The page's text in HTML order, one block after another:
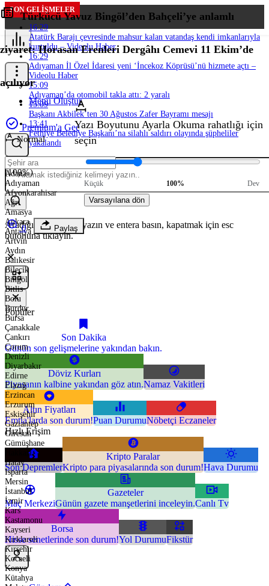
SON GELIŞMELER
16:29
Atatürk Barajı çevresinde mahsur kalan vatandaş kendi imkanlarıyla
kurtuldu – Videolu Haber
16:29
Adıyaman İl Özel İdaresi yeni ‘İncekoz Köprüsü’nü hizmete açtı –
Videolu Haber
15:09
Adıyaman’da otomobil takla attı: 2 yaralı
15:09
Başkanı Akbilek’ten 30 Ağustos Zafer Bayramı mesajı
13:41
Fethiye Belediye Başkanı’na silahlı saldırı olayında şüpheliler
yakalandı
Adana
Adıyaman
Afyonkarahisar
Ağrı
Amasya
Ankara
Antalya
Artvin
Aydın
Balıkesir
Bilecik
Bingöl
Bitlis
Bolu
Burdur
Bursa
Çanakkale
Çankırı
Çorum
Denizli
Diyarbakır
Edirne
Elazığ
Erzincan
Erzurum
Eskişehir
Gaziantep
Giresun
Gümüşhane
Hakkari
Hatay
Isparta
Mersin
İstanbul
İzmir
Kars
Kastamonu
Kayseri
Kırklareli
Kırşehir
Kocaeli
Konya
Kütahya
Menü Oluştur
Premium'a Geç
Aradığınız kelimeyi yazın ve entera basın, kapatmak için esc
butonuna tıklayın.
Popüler
Son Dakika
Günün son gelişmelerine yakından bakın.
Döviz Kurları
Piyasanın kalbine yakından göz atın.Namaz Vakitleri
Altın Fiyatları
Emtia'larda son durum!Puan DurumuNöbetçi Eczaneler
Hızlı Erişim
Son Depremler
Kripto Paralar
Kripto para piyasalarında son durum!Hava Durumu
Maç Merkezi
Gazeteler
Günün gazete manşetlerini inceleyin.Canlı Tv
Borsa
Hisse senetlerinde son durum!Yol DurumuFikstür
Türkücü Yavuz Bingöl’den Bahçeli’ye anlamlı
ziyaret: Horasan Erenleri Dergâhı Cemevi 11 Ekim’de
açılıyor
Normal
(100%)
Yazı Boyutunu Ayarla Okuma rahatlığı için
seçin
Küçük 100% Dev
Varsayılana dön
0 Paylaş